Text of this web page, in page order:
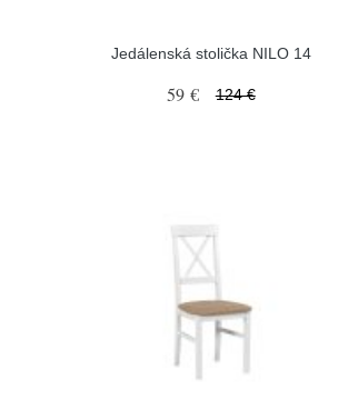
Jedálenská stolička NILO 14
59 € 124 €